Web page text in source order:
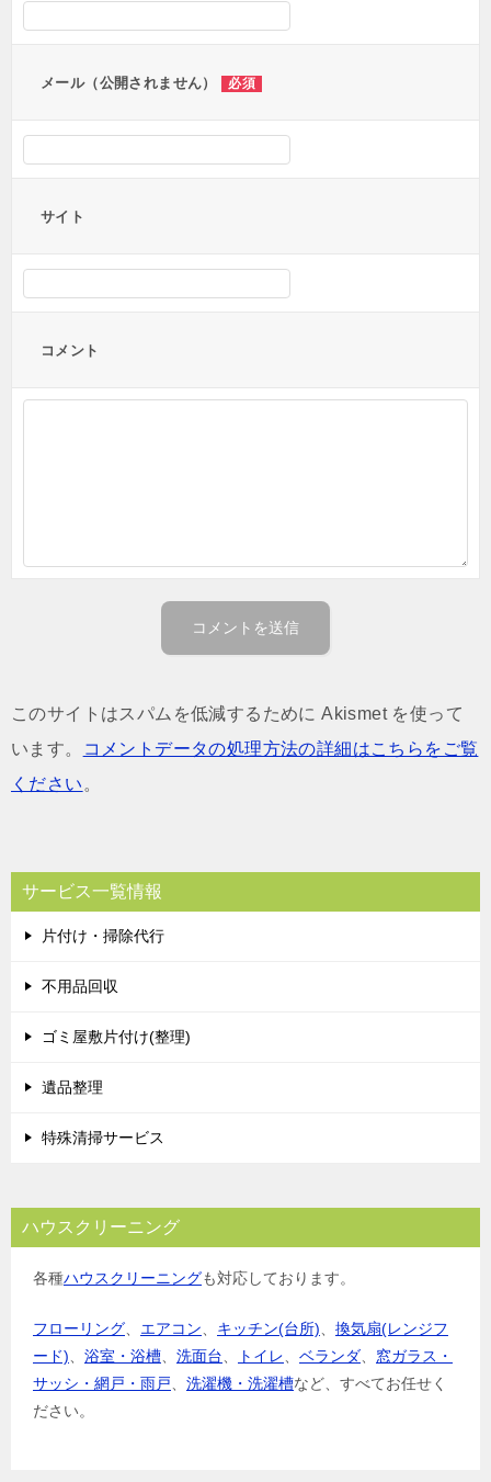
メール（公開されません） 必須
サイト
コメント
このサイトはスパムを低減するために Akismet を使って
います。
コメントデータの処理方法の詳細はこちらをご覧
ください 。
サービス一覧情報
片付け・掃除代行
不用品回収
ゴミ屋敷片付け(整理)
遺品整理
特殊清掃サービス
ハウスクリーニング
各種ハウスクリーニングも対応しております。
フローリング エアコン キッチン(台所)
換気扇(レンジフ
ード)
浴室・浴槽 洗面台 トイレ ベランダ
窓ガラス・
サッシ・網戸・雨戸
洗濯機・洗濯槽など、すべてお任せく
ださい。